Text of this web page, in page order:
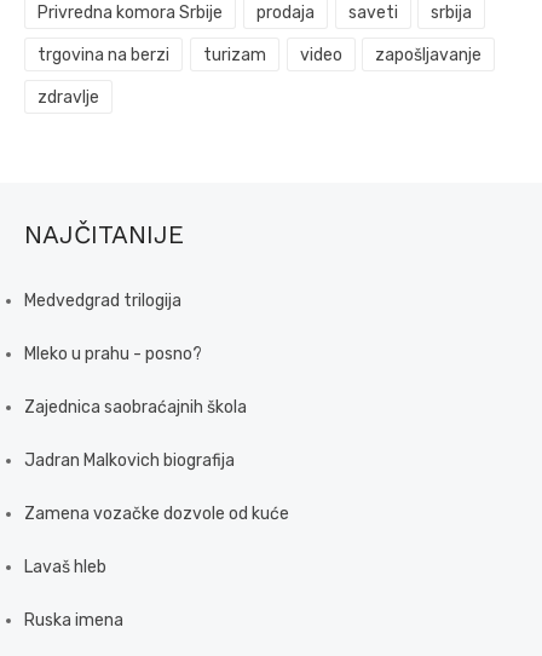
Privredna komora Srbije prodaja saveti srbija
trgovina na berzi turizam video zapošljavanje
zdravlje
NAJČITANIJE
Medvedgrad trilogija
Mleko u prahu - posno?
Zajednica saobraćajnih škola
Jadran Malkovich biografija
Zamena vozačke dozvole od kuće
Lavaš hleb
Ruska imena